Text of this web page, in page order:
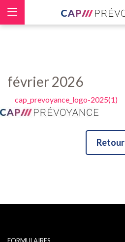
février 2026
cap_prevoyance_logo-2025(1)
Retour
Panneau de gestion des cookies